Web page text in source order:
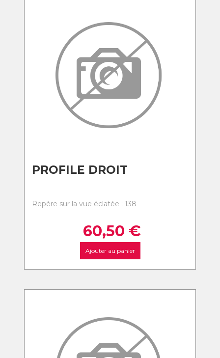
PROFILE DROIT
Repère sur la vue éclatée : 138
60,50 €
Ajouter au panier